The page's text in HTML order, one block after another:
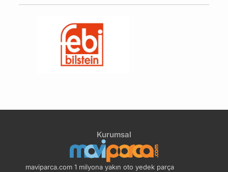
Su Pompası Keçesi
Yedek Su Deposu
Hortumu
Kurumsal
maviparca.com 1 milyona yakın oto yedek parça